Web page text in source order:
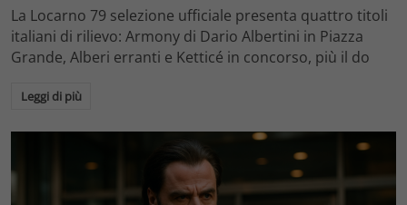
La Locarno 79 selezione ufficiale presenta quattro titoli
italiani di rilievo: Armony di Dario Albertini in Piazza
Grande, Alberi erranti e Ketticé in concorso, più il do
Leggi di più